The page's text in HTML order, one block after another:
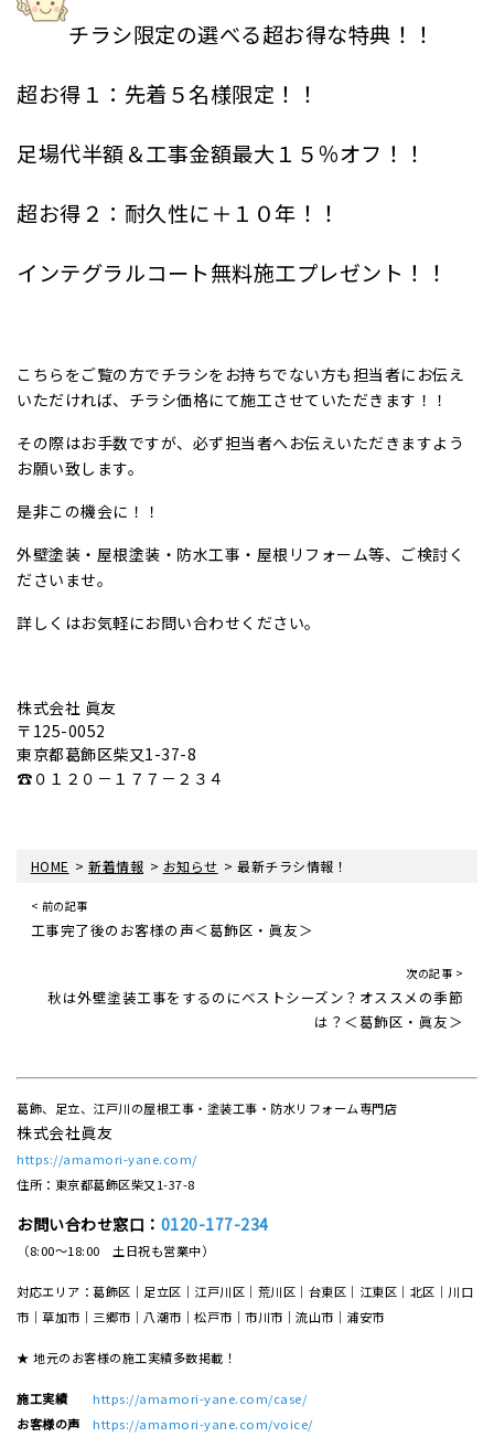
チラシ限定の選べる超お得な特典！！
超お得１：先着５名様限定！！
足場代半額＆工事金額最大１５％オフ！！
超お得２：耐久性に＋１０年！！
インテグラルコート無料施工プレゼント！！
こちらをご覧の方でチラシをお持ちでない方も担当者にお伝え
いただければ、チラシ価格にて施工させていただきます！！
その際はお手数ですが、必ず担当者へお伝えいただきますよう
お願い致します。
是非この機会に！！
外壁塗装・屋根塗装・防水工事・屋根リフォーム等、ご検討く
ださいませ。
詳しくはお気軽にお問い合わせください。
株式会社 眞友
〒125-0052
東京都葛飾区柴又1-37-8
☎０１２０－１７７－２３４
HOME >新着情報 > お知らせ >最新チラシ情報！
< 前の記事
工事完了後のお客様の声＜葛飾区・眞友＞
次の記事 >
秋は外壁塗装工事をするのにベストシーズン？オススメの季節
は？＜葛飾区・眞友＞
葛飾、足立、江戸川の屋根工事・塗装工事・防水リフォーム専門店
株式会社眞友
https://amamori-yane.com/
住所：東京都葛飾区柴又1-37-8
お問い合わせ窓口： 0120-177-234
（8:00～18:00 土日祝も営業中）
対応エリア：葛飾区｜足立区｜江戸川区｜荒川区｜台東区｜江東区｜北区｜川口
市｜草加市｜三郷市｜八潮市｜松⼾市｜市川市｜流⼭市｜浦安市
★ 地元のお客様の施工実績多数掲載！
施工実績
https://amamori-yane.com/case/
お客様の声
https://amamori-yane.com/voice/